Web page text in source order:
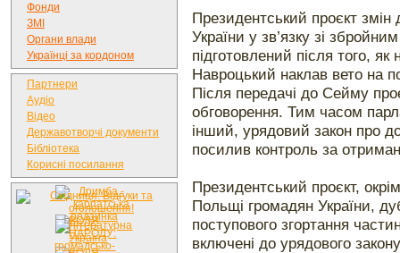
Фонди
ЗМІ
Органи влади
Українці за кордоном
Партнери
Аудіо
Відео
Державотворчі документи
Бібліотека
Корисні посилання
Президентський проєкт
України у зв’язку зі
підготовлений після того,
Навроцький наклав вето на
Після передачі до Сейму
обговорення. Тим часом
інший, урядовий закон про
посилив контроль за
Президентський проєкт,
Польщі громадян України,
поступового згортання
включені до урядового